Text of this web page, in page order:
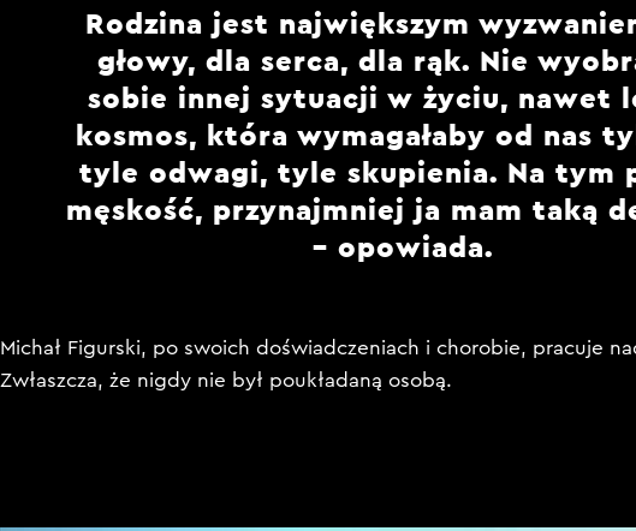
Rodzina jest największym
głowy, dla serca, dla rąk. Nie
sobie innej sytuacji w życiu, nawet
kosmos, która wymagałaby od nas
tyle odwagi, tyle skupienia. Na tym
męskość, przynajmniej ja mam taką
– opowiada.
Michał Figurski, po swoich doświadczeniach i chorobie, pracuje
Zwłaszcza, że nigdy nie był poukładaną osobą.